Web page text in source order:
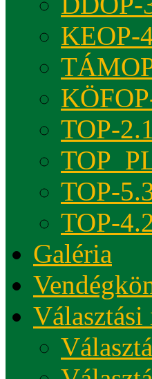
KEOP-
TOP-
TOP-
TOP-
Galéria